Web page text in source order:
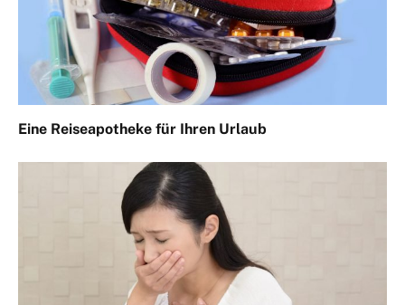
Eine Reiseapotheke für Ihren Urlaub